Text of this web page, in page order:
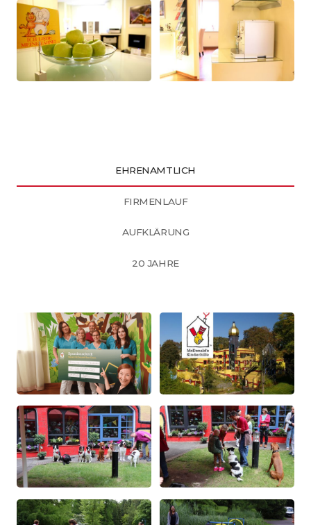
EHRENAMTLICH
FIRMENLAUF
AUFKLÄRUNG
20 JAHRE